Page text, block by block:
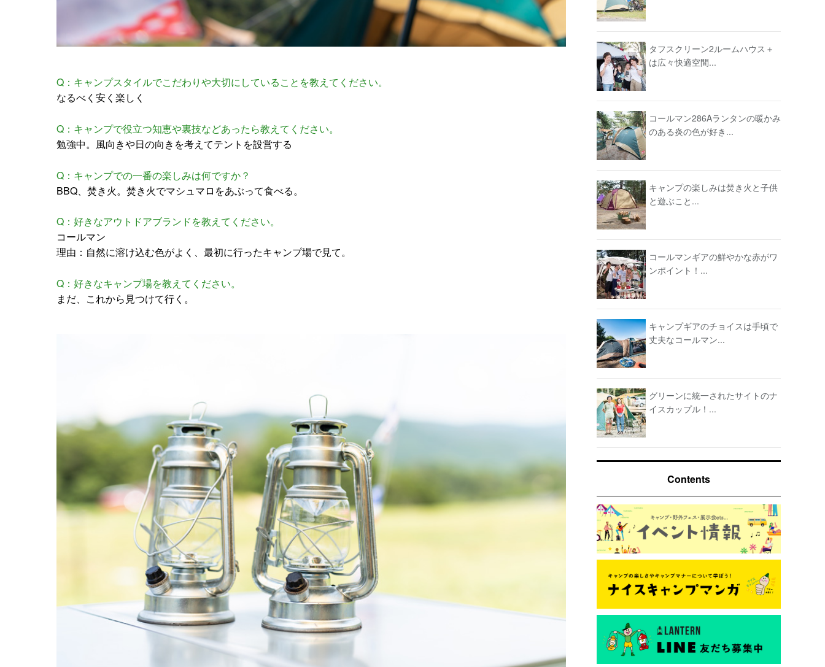
Q：キャンプスタイルでこだわりや大切にしていることを教えてください。
なるべく安く楽しく
Q：キャンプで役立つ知恵や裏技などあったら教えてください。
勉強中。風向きや日の向きを考えてテントを設営する
Q：キャンプでの一番の楽しみは何ですか？
BBQ、焚き火。焚き火でマシュマロをあぶって食べる。
Q：好きなアウトドアブランドを教えてください。
コールマン
理由：自然に溶け込む色がよく、最初に行ったキャンプ場で見て。
Q：好きなキャンプ場を教えてください。
まだ、これから見つけて行く。
タフスクリーン2ルームハウス＋
は広々快適空間...
コールマン286Aランタンの暖かみ
のある炎の色が好き...
キャンプの楽しみは焚き火と子供
と遊ぶこと...
コールマンギアの鮮やかな赤がワ
ンポイント！...
キャンプギアのチョイスは手頃で
丈夫なコールマン...
グリーンに統一されたサイトのナ
イスカップル！...
Contents